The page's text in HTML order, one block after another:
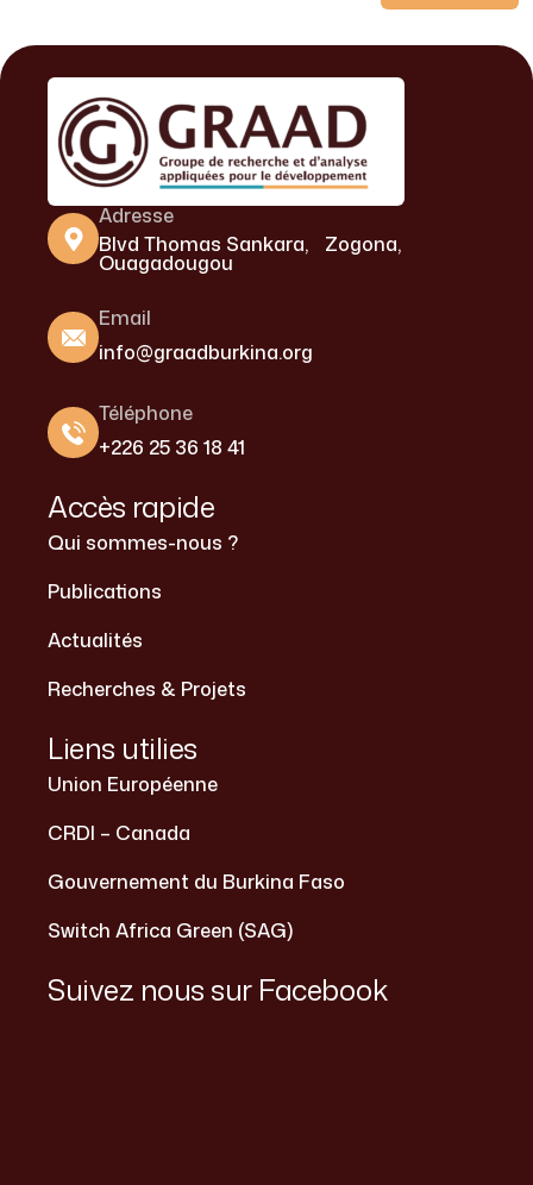
Adresse
Blvd Thomas Sankara, Zogona,
Ouagadougou
Email
info@graadburkina.org
Téléphone
+226 25 36 18 41
Accès rapide
Qui sommes-nous ?
Publications
Actualités
Recherches & Projets
Liens utilies
Union Européenne
CRDI – Canada
Gouvernement du Burkina Faso
Switch Africa Green (SAG)
Suivez nous sur Facebook